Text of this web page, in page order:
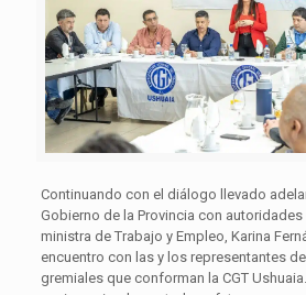
Continuando con el diálogo llevado
Gobierno de la Provincia con
ministra de Trabajo y Empleo, Karina
encuentro con las y los representantes
gremiales que conforman la CGT